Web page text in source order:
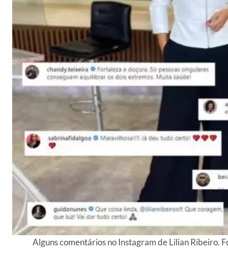
Alguns comentários no Instagram de Lilian Ribeiro.